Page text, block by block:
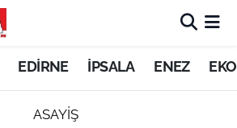
EDİRNE İPSALA ENEZ
ASAYİŞ